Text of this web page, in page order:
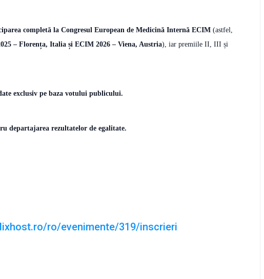
completă la Congresul European de Medicină Internă ECIM (astfel,
– Florența, Italia și ECIM 2026 – Viena, Austria), iar premiile II, III și
exclusiv pe baza votului publicului.
departajarea rezultatelor de egalitate.
ro/evenimente/319/inscrieri